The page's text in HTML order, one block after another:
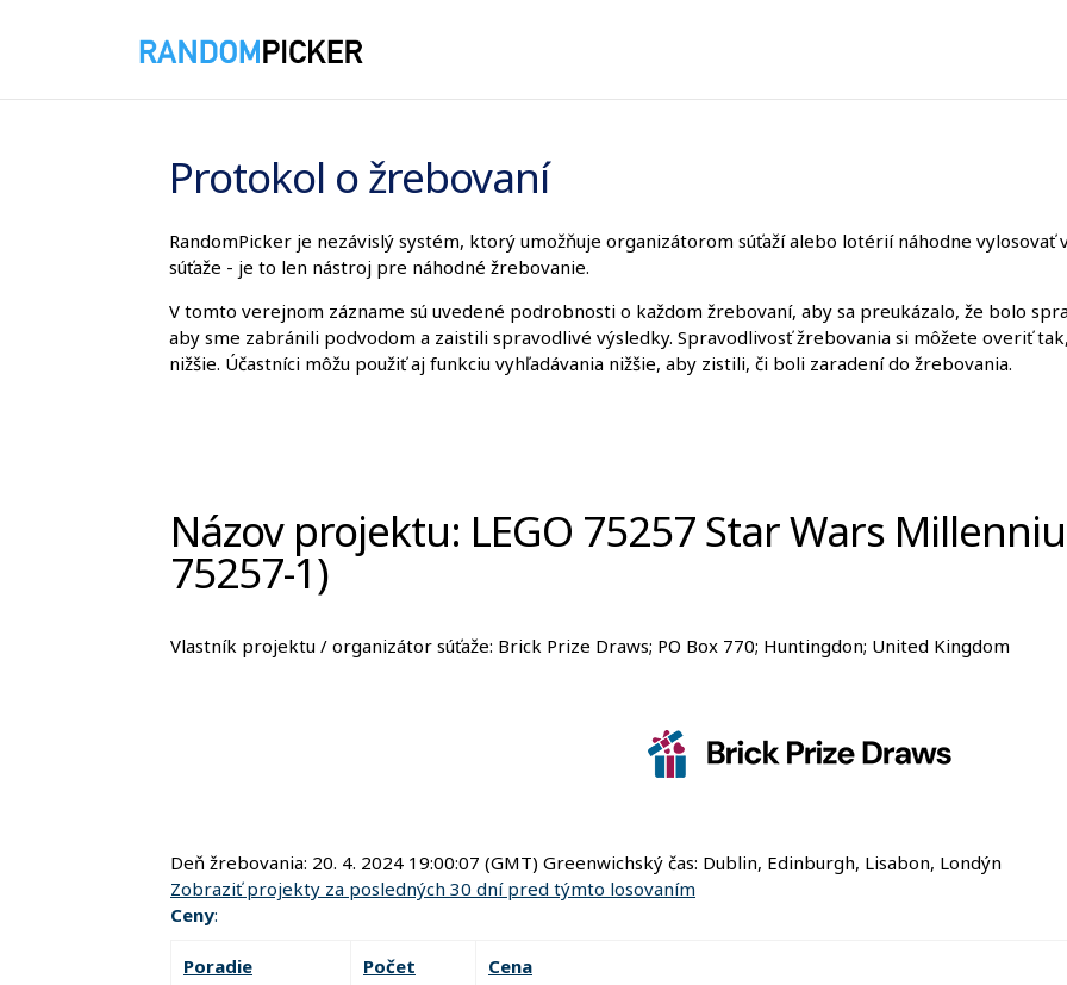
Protokol o žrebovaní
RandomPicker je nezávislý systém, ktorý umožňuje organizátorom súťaží alebo lotérií náhodne
súťaže - je to len nástroj pre náhodné žrebovanie.
V tomto verejnom zázname sú uvedené podrobnosti o každom žrebovaní, aby sa preukázalo, že bolo
aby sme zabránili podvodom a zaistili spravodlivé výsledky. Spravodlivosť žrebovania si môžete overiť
nižšie. Účastníci môžu použiť aj funkciu vyhľadávania nižšie, aby zistili, či boli zaradení do žrebovania.
Názov projektu: LEGO 75257 Star Wars
75257-1)
Vlastník projektu / organizátor súťaže: Brick Prize Draws; PO Box 770; Huntingdon; United Kingdom
Deň žrebovania: 20. 4. 2024 19:00:07 (GMT) Greenwichský čas: Dublin, Edinburgh, Lisabon, Londýn
Zobraziť projekty za posledných 30 dní pred týmto losovaním
Ceny:
Poradie Počet Cena